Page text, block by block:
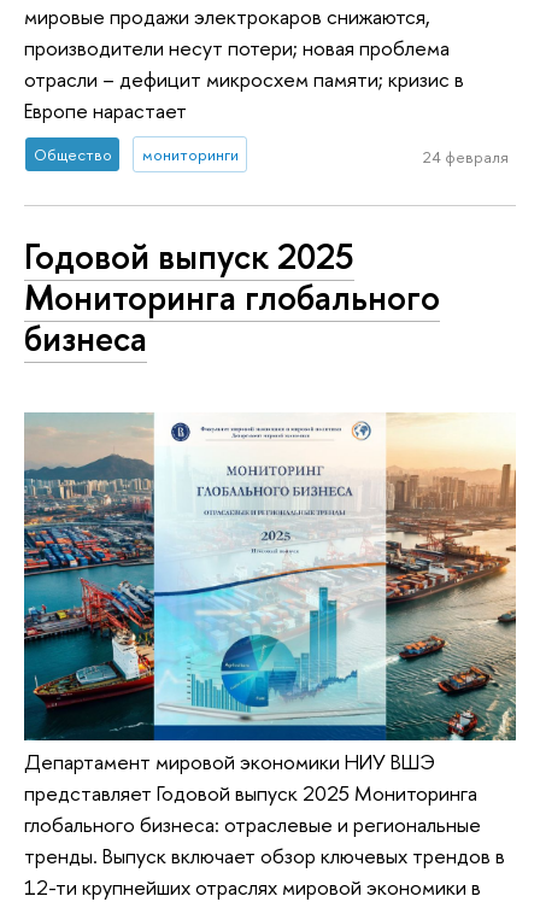
мировые продажи электрокаров снижаются,
производители несут потери; новая проблема
отрасли – дефицит микросхем памяти; кризис в
Европе нарастает
Общество мониторинги 24 февраля
Годовой выпуск 2025
Мониторинга глобального
бизнеса
Департамент мировой экономики НИУ ВШЭ
представляет Годовой выпуск 2025 Мониторинга
глобального бизнеса: отраслевые и региональные
тренды. Выпуск включает обзор ключевых трендов в
12-ти крупнейших отраслях мировой экономики в